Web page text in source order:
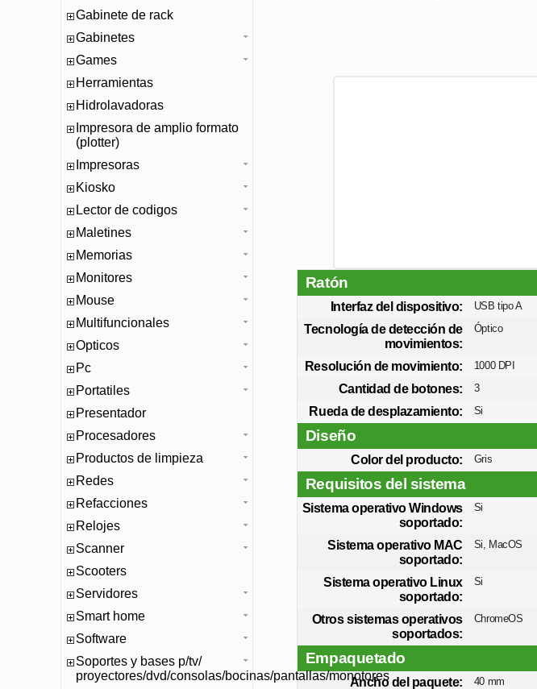
Gabinete de rack
Gabinetes
Games
Herramientas
Hidrolavadoras
Impresora de amplio formato
(plotter)
Impresoras
Kiosko
Lector de codigos
Maletines
Memorias
Monitores
Mouse
Multifuncionales
Opticos
Pc
Portatiles
Presentador
Procesadores
Productos de limpieza
Redes
Refacciones
Relojes
Scanner
Scooters
Servidores
Smart home
Software
Soportes y bases p/tv/
proyectores/dvd/consolas/bocinas/pantallas/monotores
Ratón
Interfaz del dispositivo: USB tipo A
Tecnología de detección de
movimientos:
Óptico
Resolución de movimiento: 1000 DPI
Cantidad de botones: 3
Rueda de desplazamiento: Si
Diseño
Color del producto: Gris
Requisitos del sistema
Sistema operativo Windows
soportado:
Si
Sistema operativo MAC
soportado:
Si, MacOS
Sistema operativo Linux
soportado:
Si
Otros sistemas operativos
soportados:
ChromeOS
Empaquetado
Ancho del paquete: 40 mm